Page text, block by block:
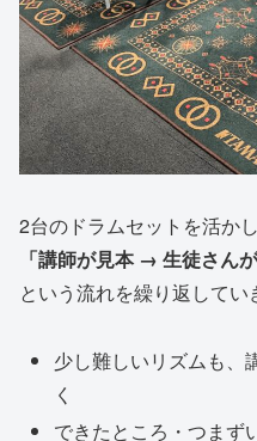
2台のドラムセットを活か
「講師が見本 → 生徒さん
という流れを繰り返してい
少し難しいリズムも、
く
できたところ・つまず